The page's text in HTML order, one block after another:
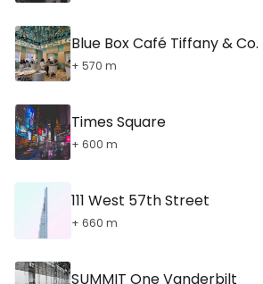
Blue Box Café Tiffany & Co.
+ 570 m
Times Square
+ 600 m
111 West 57th Street
+ 660 m
SUMMIT One Vanderbilt